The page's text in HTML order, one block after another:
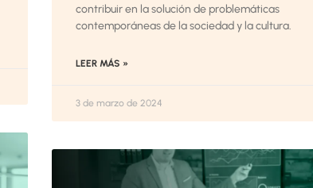
contribuir en la solución de problemáticas
contemporáneas de la sociedad y la cultura.
LEER MÁS »
3 de marzo de 2024